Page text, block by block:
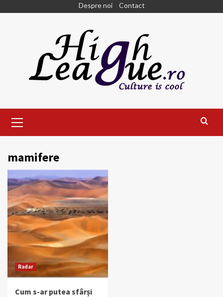
Despre noi Contact
Menu
mamifere
Radar
Cum s-ar putea sfârși